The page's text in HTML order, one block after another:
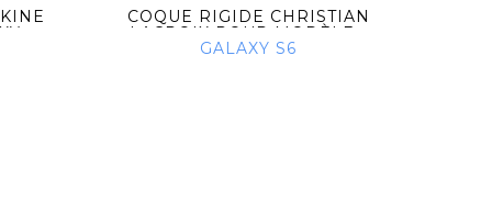
COQUE RIGIDE CHRISTIAN
LACROIX POUR MODÈLE...
GALAXY S6